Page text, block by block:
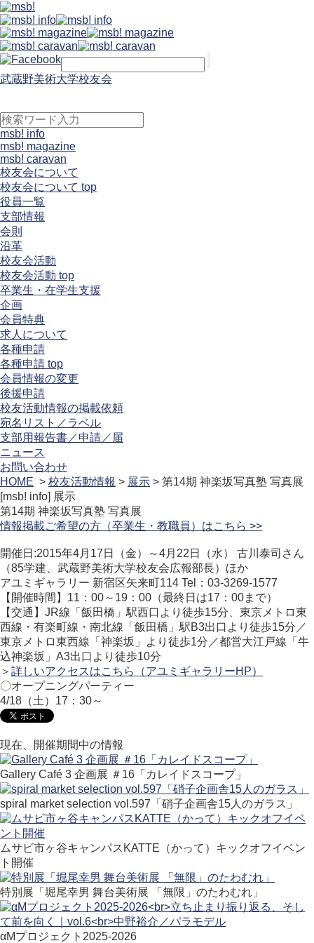
武蔵野美術大学校友会
msb! info
msb! magazine
msb! caravan
校友会について
校友会について top
役員一覧
支部情報
会則
沿革
校友会活動
校友会活動 top
卒業生・在学生支援
企画
会員特典
求人について
各種申請
各種申請 top
会員情報の変更
後援申請
校友活動情報の掲載依頼
宛名リスト／ラベル
支部用報告書／申請／届
ニュース
お問い合わせ
HOME > 校友活動情報 > 展示 > 第14期 神楽坂写真塾 写真展
[msb! info] 展示
第14期 神楽坂写真塾 写真展
情報掲載ご希望の方（卒業生・教職員）はこちら >>
開催日:2015年4月17日（金）～4月22日（水） 古川泰司さん
（85学建、武蔵野美術大学校友会広報部長）ほか
アユミギャラリー 新宿区矢来町114 Tel：03-3269-1577
【開催時間】11：00～19：00（最終日は17：00まで）
【交通】JR線「飯田橋」駅西口より徒歩15分、東京メトロ東
西線・有楽町線・南北線「飯田橋」駅B3出口より徒歩15分／
東京メトロ東西線「神楽坂」より徒歩1分／都営大江戸線「牛
込神楽坂」A3出口より徒歩10分
＞ 詳しいアクセスはこちら（アユミギャラリーHP）
〇オープニングパーティー
4/18（土）17：30～
現在、開催期間中の情報
Gallery Café 3 企画展 ＃16「カレイドスコープ」
spiral market selection vol.597「硝子企画舎15人のガラス」
ムサビ市ヶ谷キャンパスKATTE（かって）キックオフイベン
ト開催
特別展「堀尾幸男 舞台美術展 「無限」のたわむれ」
αMプロジェクト2025-2026